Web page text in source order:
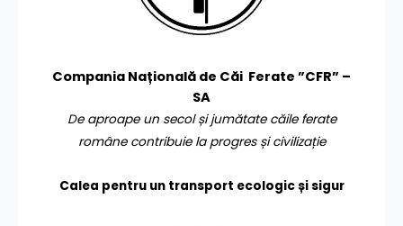
Compania Națională de Căi Ferate ”CFR” –
SA
De aproape un secol și jumătate căile ferate
române contribuie la progres și civilizație
Calea pentru un transport ecologic și sigur